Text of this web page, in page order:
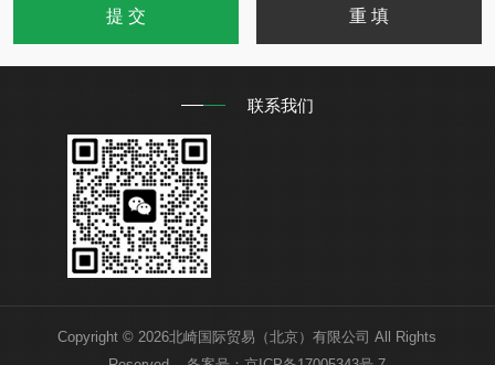
联系我们
Copyright © 2026北崎国际贸易（北京）有限公司 All Rights